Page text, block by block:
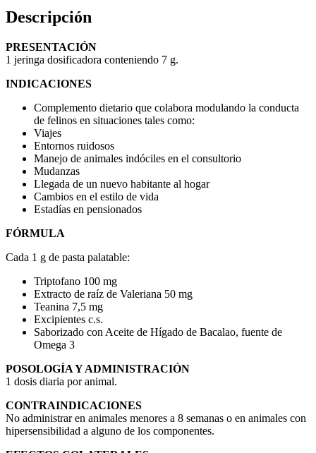
g
cantidad
Descripción
PRESENTACIÓN
1 jeringa dosificadora conteniendo 7 g.
INDICACIONES
Complemento dietario que colabora modulando la conducta
de felinos en situaciones tales como:
Viajes
Entornos ruidosos
Manejo de animales indóciles en el consultorio
Mudanzas
Llegada de un nuevo habitante al hogar
Cambios en el estilo de vida
Estadías en pensionados
FÓRMULA
Cada 1 g de pasta palatable:
Triptofano 100 mg
Extracto de raíz de Valeriana 50 mg
Teanina 7,5 mg
Excipientes c.s.
Saborizado con Aceite de Hígado de Bacalao, fuente de
Omega 3
POSOLOGÍA Y ADMINISTRACIÓN
1 dosis diaria por animal.
CONTRAINDICACIONES
No administrar en animales menores a 8 semanas o en animales con
hipersensibilidad a alguno de los componentes.